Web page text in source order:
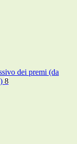
dei premi (da
8